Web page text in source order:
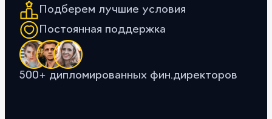
Подберем лучшие условия
Постоянная поддержка
500+ дипломированных фин.директоров